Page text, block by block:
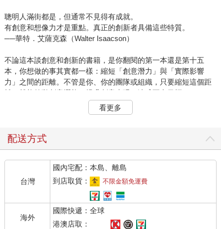
聰明人滿街都是，但通常不見得有成就。
有創意和想像力才是重點。真正的創新者具備這些特質。
──華特．艾薩克森（Walter Isaacson）
不論這本談創意和創新的書籍，是你翻閱的第一本還是第十五
本，你想做的事其實都一樣：縮短「創意潛力」與「實際影響
力」之間的距離。不管是你、你的團隊或組織，只要縮短這個距
離，就能啟動創意潛能、提升創意表現，達成更多目標。
這裡談的不是微調，也不是逐步的改善。我們要的是確保點子穩
定又可靠地奔流，帶來源源不絕的成功產品、服務以及其他解決
好處。
別好的一個。
你是否自認是有創意的人，都沒關係。事實上，我們不認為有
「創意人士」這個特殊物種。世界上只有兩種人，一種是已經培
養完整創意技能的人，另一種則是還沒學會的人。創意不是少數
人的天賦，而是可以透過學習獲得。如果你還沒學過，這只是知
識、努力和時間的問題。我們是來協助「知識」這個部份，剩下
的就靠你自己了。
看更多
配送方式
台灣
國內宅配：本島、離島
到店取貨：
不限金額免運費
海外
國際快遞：全球
港澳店取：